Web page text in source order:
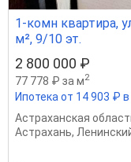
1-комн квартира,
м², 9/10 эт.
2 800 000 ₽
77 778 ₽ за м2
Ипотека от 14 903 ₽
Астраханская
Астрахань,